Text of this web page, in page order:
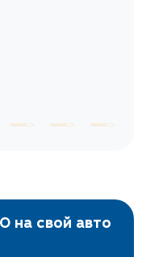
на свой авто